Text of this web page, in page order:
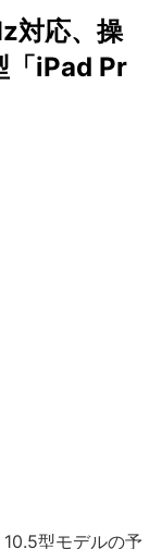
対応、操
iPad Pr
型モデルの予